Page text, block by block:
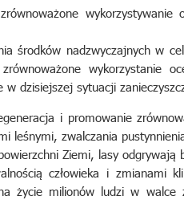
środków nadzwyczajnych w
wykorzystanie
w dzisiejszej sytuacji
i promowanie
leśnymi, zwalczania
Ziemi, lasy
człowieka i zmianami
życie milionów ludzi w